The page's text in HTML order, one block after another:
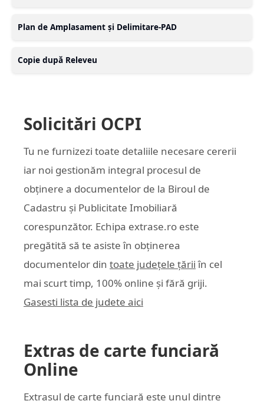
Plan de Amplasament și Delimitare-PAD
Copie după Releveu
Solicitări OCPI
Tu ne furnizezi toate detaliile necesare cererii
iar noi gestionăm integral procesul de
obținere a documentelor de la Biroul de
Cadastru și Publicitate Imobiliară
corespunzător. Echipa extrase.ro este
pregătită să te asiste în obținerea
documentelor din toate județele țării în cel
mai scurt timp, 100% online și fără griji.
Gasesti lista de judete aici
Extras de carte funciară
Online
Extrasul de carte funciară este unul dintre